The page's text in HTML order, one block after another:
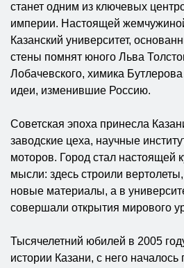
станет одним из ключевых
империи. Настоящей
Казанский университет,
стены помнят юного Льва
Лобачевского, химика
идеи, изменившие Россию.
Советская эпоха принесла
заводские цеха, научные
моторов. Город стал настоящей
мысли: здесь строили
новые материалы, а в
совершали открытия мирового
Тысячелетний юбилей в 2005
истории Казани, с него началось